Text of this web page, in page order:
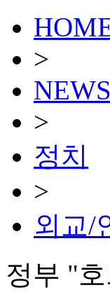
>
NEWS
>
정치
>
외교/
정부 "